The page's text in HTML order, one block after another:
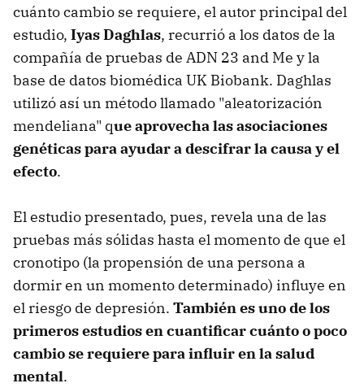
cuánto cambio se requiere, el autor principal del
estudio, Iyas Daghlas, recurrió a los datos de la
compañía de pruebas de ADN 23 and Me y la
base de datos biomédica UK Biobank. Daghlas
utilizó así un método llamado "aleatorización
mendeliana" que aprovecha las asociaciones
genéticas para ayudar a descifrar la causa y el
efecto.
El estudio presentado, pues, revela una de las
pruebas más sólidas hasta el momento de que el
cronotipo (la propensión de una persona a
dormir en un momento determinado) influye en
el riesgo de depresión. También es uno de los
primeros estudios en cuantificar cuánto o poco
cambio se requiere para influir en la salud
mental.